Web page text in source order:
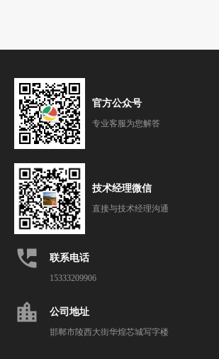
官方公众号
专业客服为您解答
技术经理微信
直接与技术经理沟通
perm_phone_msg 联系电话
15333209906
location_city 公司地址
邯郸市陵西大街华煌芯城写字楼